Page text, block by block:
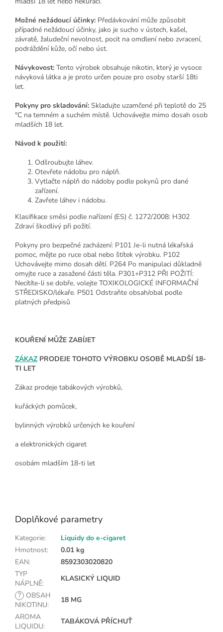
Možné nežádoucí účinky: Předávkování může způsobit
případné nežádoucí účinky, jako je sucho v ústech, kašel,
závratě, žaludeční nevolnost, pocit na omdlení nebo zvracení,
podráždění kůže, očí nebo úst.
Návykovost: Tento výrobek obsahuje nikotin, který je vysoce
návyková látka a je proto určen pouze pro osoby starší 18ti
let.
Pokyny pro skladování: Skladujte uzamčené při teplotě do 25
°C na temném a suchém místě. Uchovávejte mimo dosah osob
mladších 18 let.
Návod k použití:
Odšroubujte láhev.
Otevřete nádobu pro náplň.
Vytlačte náplň do nádoby podle pokynů pro dané
zařízení.
Zavřete láhev i nádobu.
Klasifikace směsi podle nařízení (ES) č. 1272/2008: H302
Zdraví škodlivý při požití.
Pokyny pro bezpečné zacházení: P101 Je-li nutná lékařská
pomoc, mějte po ruce obal nebo štítek výrobku. P102
Uchovávejte mimo dosah dětí. P264 Po manipulaci důkladně
omyjte ruce a zasažené části těla. P301+P312 PŘI POŽITÍ:
Necítíte-li se dobře, volejte TOXIKOLOGICKÉ INFORMAČNÍ
STŘEDISKO/lékaře. P501 Odstraňte obsah/obal podle
platných předpisů
KOUŘENÍ MŮŽE ZABÍJET
ZÁKAZPRODEJE TOHOTO VÝROBKU OSOBĚ MLADŠÍ 18-
TI LET
Zákaz prodeje tabákových výrobků,
kuřáckých pomůcek,
bylinných výrobků určených ke kouření
a elektronických cigaret
osobám mladším 18-ti let
Doplňkové parametry
Kategorie:
Liquidy do e-cigaret
Hmotnost:
0.01 kg
EAN:
8592303020820
TYP
NÁPLNĚ:
KLASICKÝ LIQUID
? OBSAH
NIKOTINU:
18 MG
AROMA
LIQUIDU:
TABÁKOVÁ PŘÍCHUŤ